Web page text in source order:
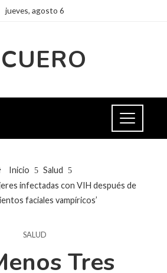
jueves, agosto 6
Inicio
Salud
infectadas con VIH después de
faciales vampíricos’
SALUD
Tres